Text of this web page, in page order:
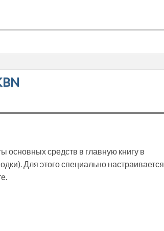
основных средств в главную книгу в
Для этого специально настраивается